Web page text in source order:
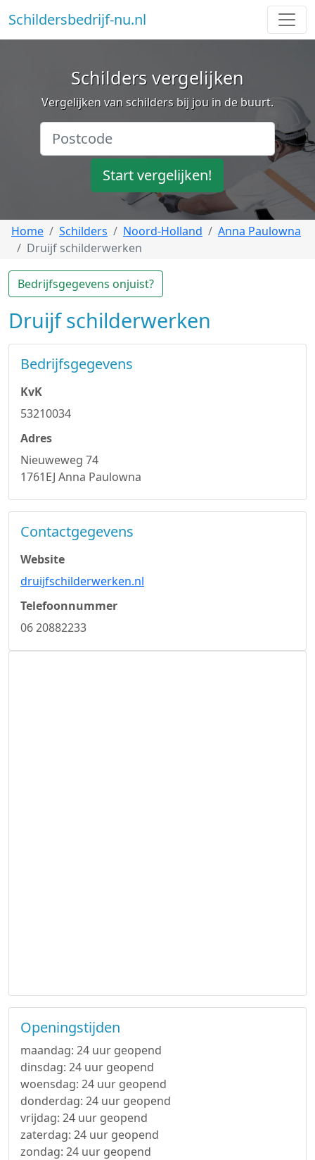
Schildersbedrijf-nu.nl
Schilders vergelijken
Vergelijken van schilders bij jou in de buurt.
Start vergelijken!
Home Schilders Noord-Holland
Anna Paulowna
Druijf schilderwerken
Bedrijfsgegevens onjuist?
Druijf schilderwerken
Bedrijfsgegevens
KvK
53210034
Adres
Nieuweweg 74
1761EJ Anna Paulowna
Contactgegevens
Website
druijfschilderwerken.nl
Telefoonnummer
06 20882233
Openingstijden
maandag: 24 uur geopend
dinsdag: 24 uur geopend
woensdag: 24 uur geopend
donderdag: 24 uur geopend
vrijdag: 24 uur geopend
zaterdag: 24 uur geopend
zondag: 24 uur geopend